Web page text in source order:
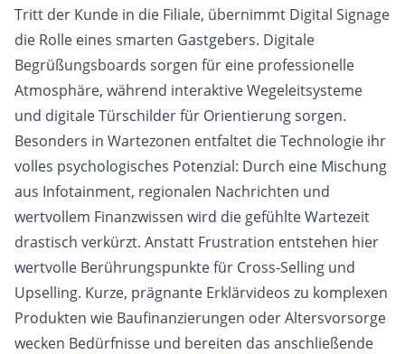
Tritt der Kunde in die Filiale, übernimmt Digital Signage
die Rolle eines smarten Gastgebers. Digitale
Begrüßungsboards sorgen für eine professionelle
Atmosphäre, während interaktive Wegeleitsysteme
und digitale Türschilder für Orientierung sorgen.
Besonders in Wartezonen entfaltet die Technologie ihr
volles psychologisches Potenzial: Durch eine Mischung
aus Infotainment, regionalen Nachrichten und
wertvollem Finanzwissen wird die gefühlte Wartezeit
drastisch verkürzt. Anstatt Frustration entstehen hier
wertvolle Berührungspunkte für Cross-Selling und
Upselling. Kurze, prägnante Erklärvideos zu komplexen
Produkten wie Baufinanzierungen oder Altersvorsorge
wecken Bedürfnisse und bereiten das anschließende